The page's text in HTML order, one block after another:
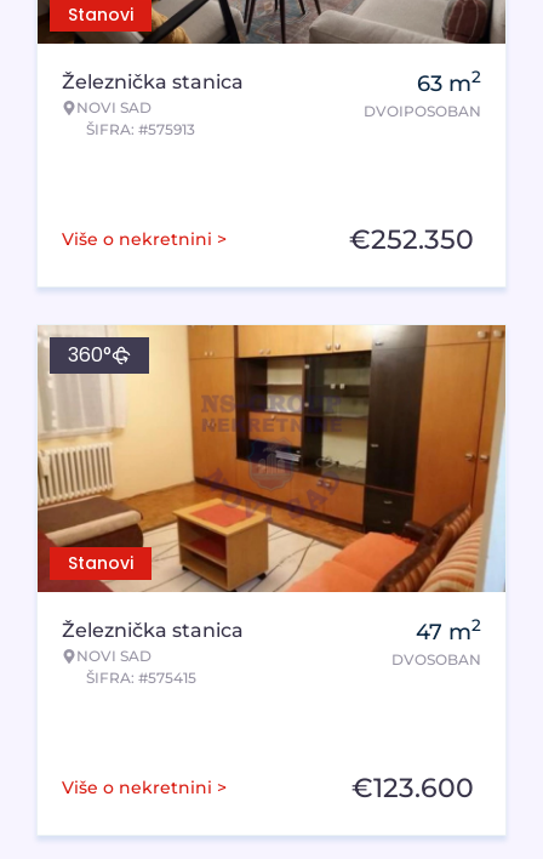
Stanovi
Železnička stanica
NOVI SAD
ŠIFRA: #575913
63 m2
DVOIPOSOBAN
Više o nekretnini > €252.350
Stanovi
360°
Železnička stanica
NOVI SAD
ŠIFRA: #575415
47 m2
DVOSOBAN
Više o nekretnini > €123.600